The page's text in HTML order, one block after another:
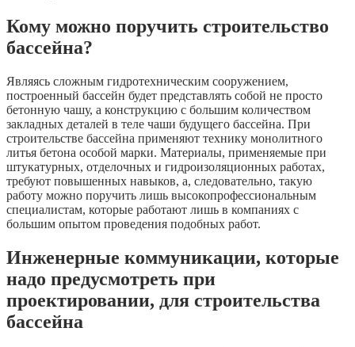
Кому можно поручить строительство
бассейна?
Являясь сложным гидротехническим сооружением,
построенный бассейн будет представлять собой не просто
бетонную чашу, а конструкцию с большим количеством
закладных деталей в теле чаши будущего бассейна. При
строительстве бассейна применяют технику монолитного
литья бетона особой марки. Материалы, применяемые при
штукатурных, отделочных и гидроизоляционных работах,
требуют повышенных навыков, а, следовательно, такую
работу можно поручить лишь высокопрофессиональным
специалистам, которые работают лишь в компаниях с
большим опытом проведения подобных работ.
Инженерные коммуникации, которые
надо предусмотреть при
проектировании, для строительства
бассейна